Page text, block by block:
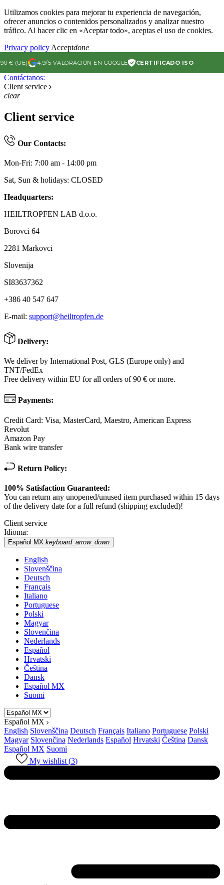
Utilizamos cookies para mejorar tu experiencia de navegación,
ofrecer anuncios o contenidos personalizados y analizar nuestro
tráfico. Al hacer clic en «Aceptar todo», aceptas el uso de cookies.
Privacy policy Acceptdone
(UE) 4.9/5 VALORACIÓN EN GOOGLE CERTIFICADO ISO
Contáctanos:
Client service
clear
Client service
Our Contacts:
Mon-Fri: 7:00 am - 14:00 pm
Sat, Sun & holidays: CLOSED
Headquarters:
HEILTROPFEN LAB d.o.o.
Borovci 64
2281 Markovci
Slovenija
SI83637362
+386 40 547 647
E-mail: support@heiltropfen.de
Delivery:
We deliver by International Post, GLS (Europe only) and
TNT/FedEx
Free delivery within EU for all orders of 90 € or more.
Payments:
Credit Card: Visa, MasterCard, Maestro, American Express
Revolut
Amazon Pay
Bank wire transfer
Return Policy:
100% Satisfaction Guaranteed:
You can return any unopened/unused item purchased within 15 days
of the delivery date for a full refund (shipping excluded)!
Client service
Idioma:
Español MX keyboard_arrow_down
English
Slovenščina
Deutsch
Français
Italiano
Portuguese
Polski
Magyar
Slovenčina
Nederlands
Español
Hrvatski
Čeština
Dansk
Español MX
Suomi
Español MX
English Slovenščina Deutsch Français Italiano Portuguese Polski
Magyar Slovenčina Nederlands Español Hrvatski Čeština Dansk
Español MX Suomi
My wishlist (3)